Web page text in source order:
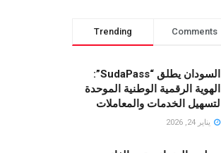
Trending Comments
السودان يطلق “SudaPass”:
الهوية الرقمية الوطنية الموحدة
لتسهيل الخدمات والمعاملات
يناير 24, 2026